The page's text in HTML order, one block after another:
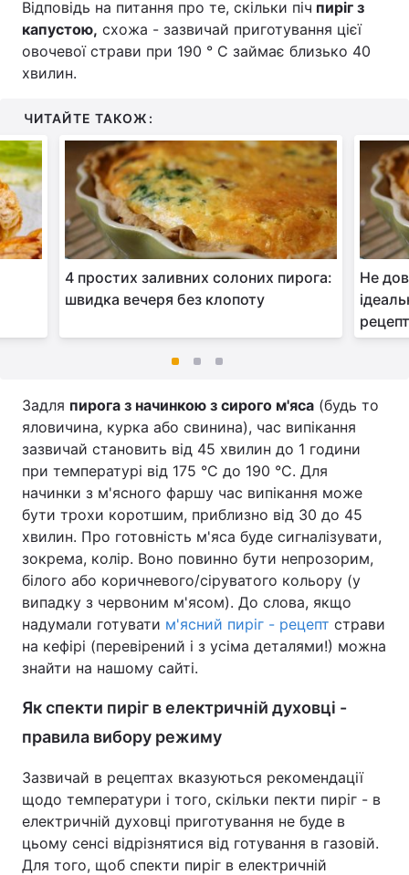
Відповідь на питання про те, скільки піч пиріг з
капустою, схожа - зазвичай приготування цієї
овочевої страви при 190 ° C займає близько 40
хвилин.
ЧИТАЙТЕ ТАКОЖ:
4 простих заливних солоних пирога:
швидка вечеря без клопоту
Не
Задля пирога з начинкою з сирого м'яса (будь то
яловичина, курка або свинина), час випікання
зазвичай становить від 45 хвилин до 1 години
при температурі від 175 °C до 190 °C. Для
начинки з м'ясного фаршу час випікання може
бути трохи коротшим, приблизно від 30 до 45
хвилин. Про готовність м'яса буде сигналізувати,
зокрема, колір. Воно повинно бути непрозорим,
білого або коричневого/сіруватого кольору (у
випадку з червоним м'ясом). До слова, якщо
надумали готувати м'ясний пиріг - рецепт страви
на кефірі (перевірений і з усіма деталями!) можна
знайти на нашому сайті.
Як спекти пиріг в електричній духовці -
правила вибору режиму
Зазвичай в рецептах вказуються рекомендації
щодо температури і того, скільки пекти пиріг - в
електричній духовці приготування не буде в
цьому сенсі відрізнятися від готування в газовій.
Для того, щоб спекти пиріг в електричній